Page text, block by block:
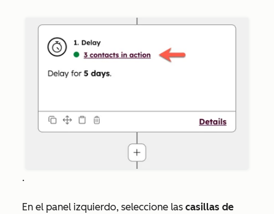
.
En el panel izquierdo, seleccione las casillas de